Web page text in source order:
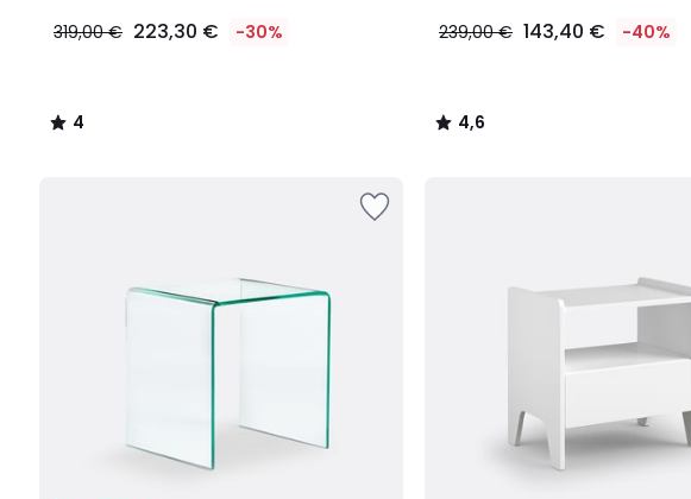
319,00 € 223,30 € -30%
4
/
239,00 € 143,40 € -40%
4,6
/